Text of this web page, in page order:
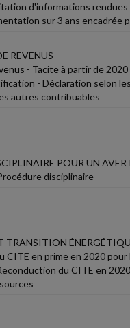
d'informations rendues
sur 3 ans encadrée
REVENUS
- Tacite à partir de
- Déclaration selon
autres contribuables
POUR UN
disciplinaire
TRANSITION
CITE en prime en 2020 pour
du CITE en